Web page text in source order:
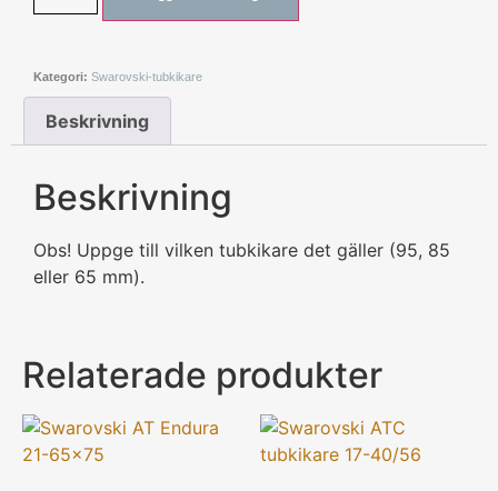
Kategori: Swarovski-tubkikare
Beskrivning
Beskrivning
Obs! Uppge till vilken tubkikare det gäller (95, 85
eller 65 mm).
Relaterade produkter